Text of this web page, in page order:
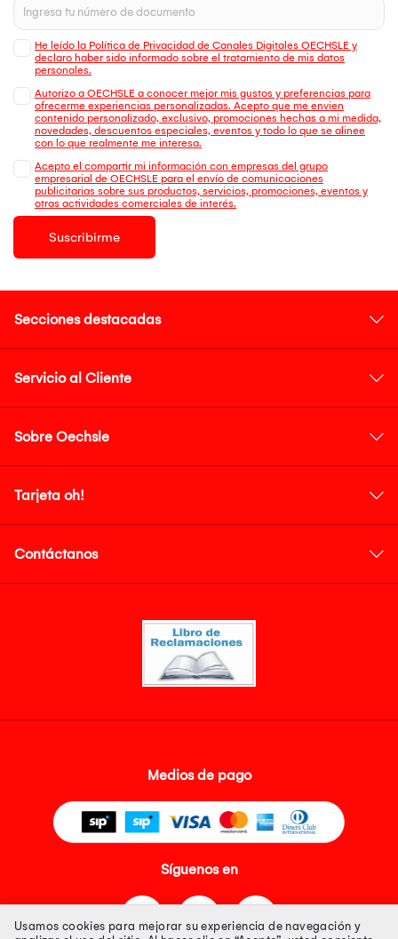
He leído la Política de Privacidad de Canales Digitales OECHSLE y
declaro haber sido informado sobre el tratamiento de mis datos
personales.
Autorizo a OECHSLE a conocer mejor mis gustos y preferencias para
ofrecerme experiencias personalizadas. Acepto que me envien
contenido personalizado, exclusivo, promociones hechas a mi medida,
novedades, descuentos especiales, eventos y todo lo que se alinee
con lo que realmente me interesa.
Acepto el compartir mi información con empresas del grupo
empresarial de OECHSLE para el envío de comunicaciones
publicitarias sobre sus productos, servicios, promociones, eventos y
otras actividades comerciales de interés.
Suscribirme
Secciones destacadas
Servicio al Cliente
Sobre Oechsle
Tarjeta oh!
Contáctanos
Medios de pago
Síguenos en
Usamos cookies para mejorar su experiencia de navegación y